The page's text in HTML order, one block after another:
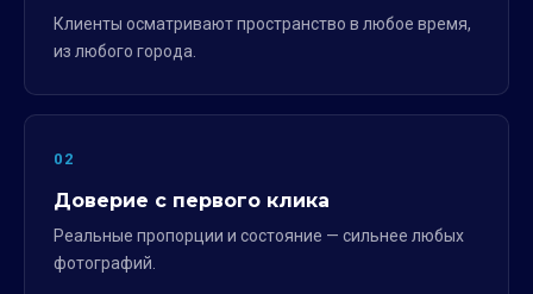
Клиенты осматривают пространство в любое время,
из любого города.
02
Доверие с первого клика
Реальные пропорции и состояние — сильнее любых
фотографий.